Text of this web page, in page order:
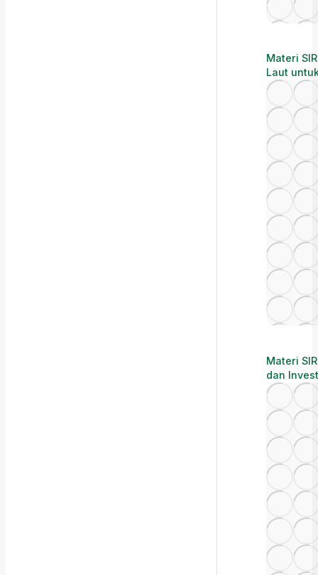
Materi
Laut
Materi
dan